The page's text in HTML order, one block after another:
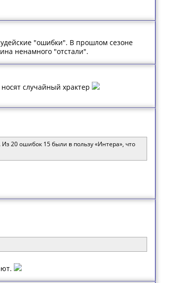
"ошибки". В прошлом сезоне
ненамного "отстали".
случайный храктер
20 ошибок 15 были в пользу «Интера», что